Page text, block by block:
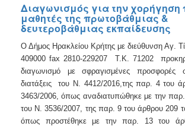
Διαγωνισμός για την χορήγηση
μαθητές της πρωτοβάθμιας &
δευτεροβάθμιας εκπαίδευσης
Ο Δήμος Ηρακλείου Κρήτης με διεύθυνση Αγ.
409000 fax 2810-229207 Τ.Κ. 71202
διαγωνισμό με σφραγισμένες προσφορές
διατάξεις του Ν. 4412/2016,της παρ. 4 του
3463/2006, όπως αναδιατυπώθηκε με την
του Ν. 3536/2007, της παρ. 9 του άρθρου 209
όπως προστέθηκε με την παρ. 13 του